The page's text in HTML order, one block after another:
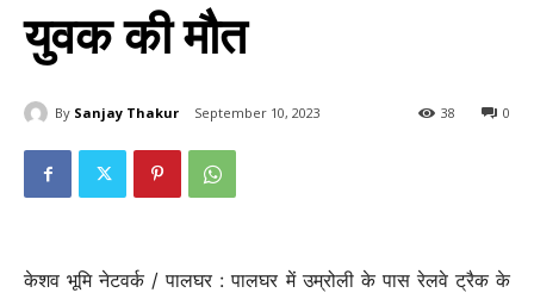
युवक की मौत
By Sanjay Thakur September 10, 2023 0
38
केशव भूमि नेटवर्क / पालघर : पालघर में उम्रोली के पास रेलवे ट्रैक के